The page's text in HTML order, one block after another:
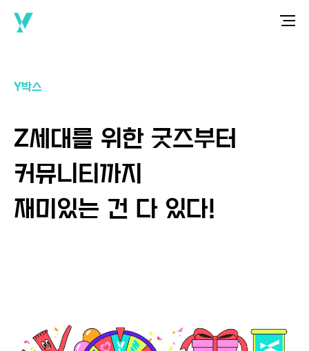
Y박스
Z세대를 위한 굿즈부터
커뮤니티까지
재미있는 건 다 있다!